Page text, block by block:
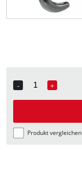
-
Quantity
+
Produkt vergleichen